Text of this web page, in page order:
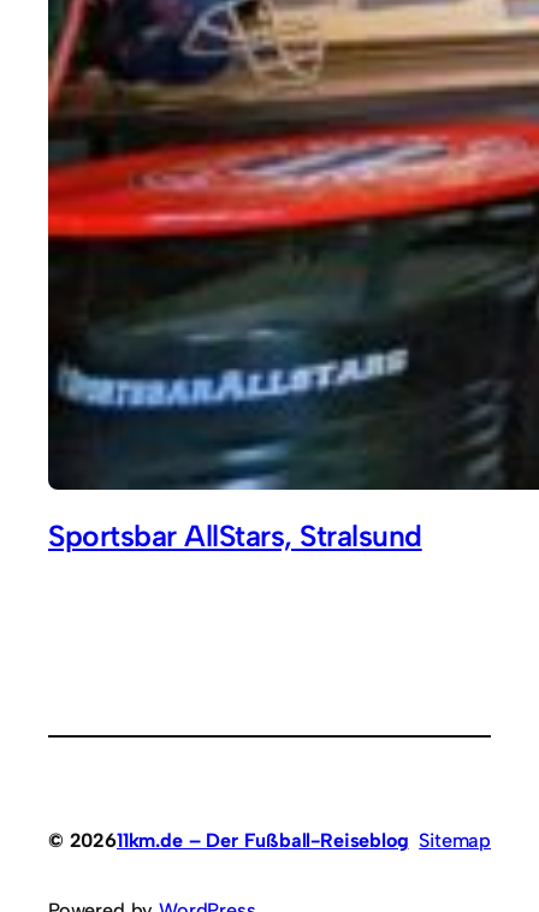
Sportsbar AllStars, Stralsund
© 202611km.de – Der Fußball-Reiseblog Sitemap